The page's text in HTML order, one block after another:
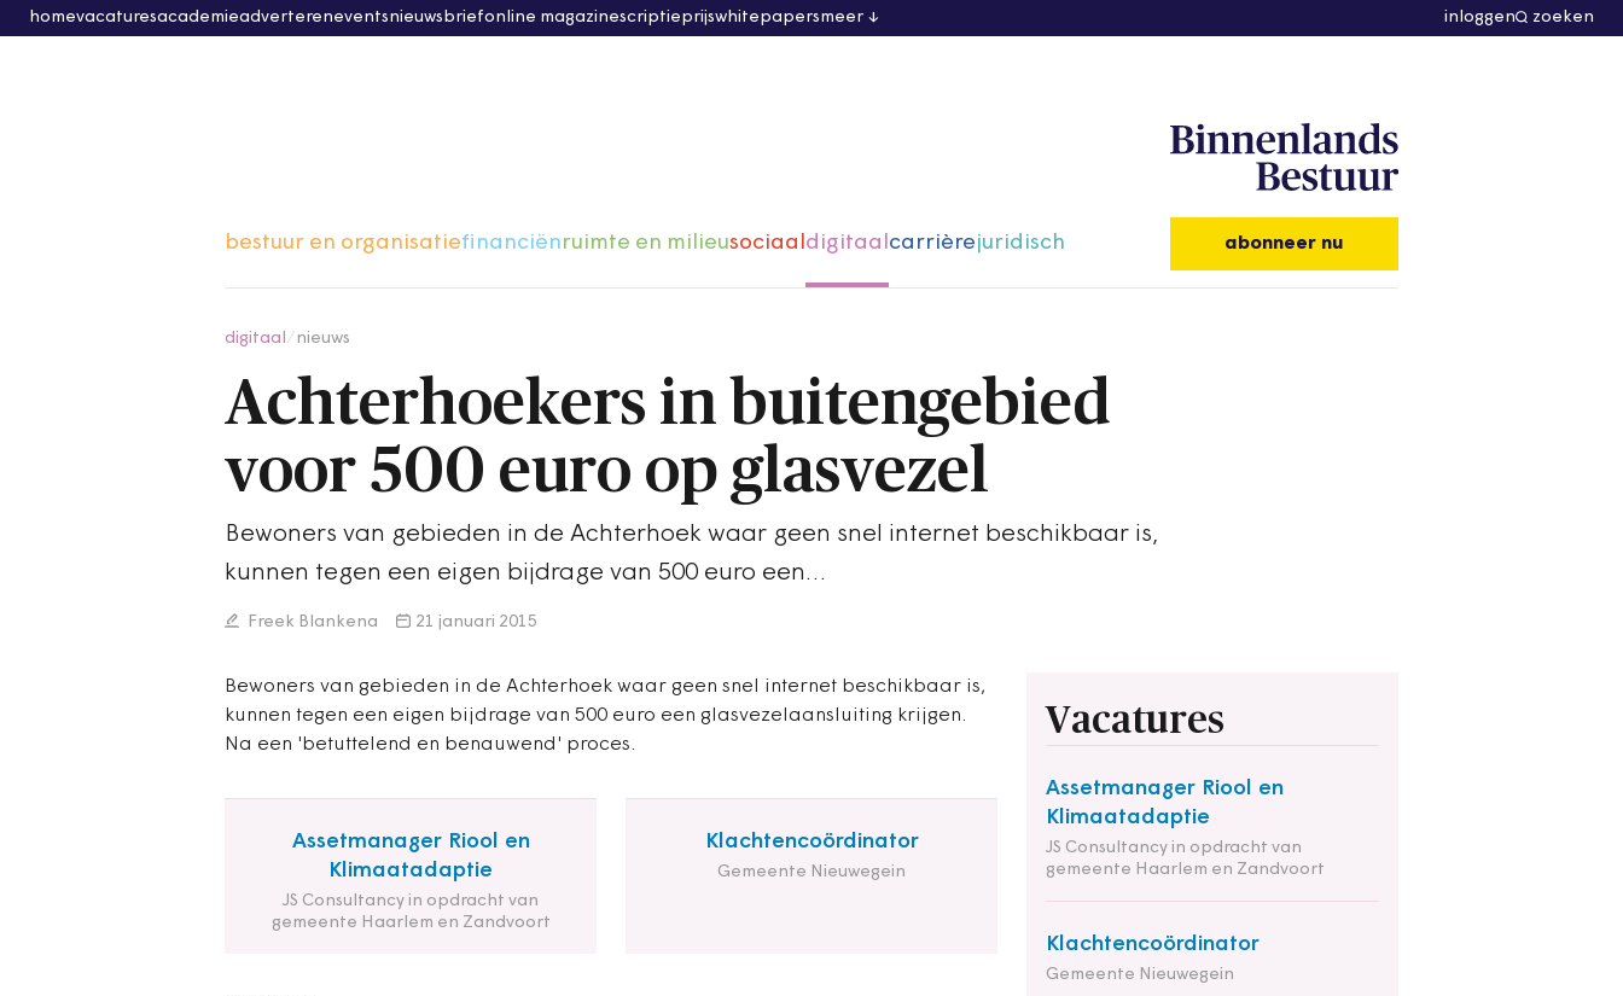
homevacaturesacademieadvertereneventsnieuwsbriefonline magazinescriptieprijswhitepapersmeer inloggen zoeken
bestuur en organisatiefinanciënruimte en milieusociaaldigitaalcarrièrejuridisch abonneer nu
digitaal nieuws
Achterhoekers in buitengebied
voor 500 euro op glasvezel
Bewoners van gebieden in de Achterhoek waar geen snel internet beschikbaar is,
kunnen tegen een eigen bijdrage van 500 euro een…
Freek Blankena 21 januari 2015
Bewoners van gebieden in de Achterhoek waar geen snel internet beschikbaar is,
kunnen tegen een eigen bijdrage van 500 euro een glasvezelaansluiting krijgen.
Na een 'betuttelend en benauwend' proces.
Assetmanager Riool en
Klimaatadaptie
JS Consultancy in opdracht van
gemeente Haarlem en Zandvoort
Klachtencoördinator
Gemeente Nieuwegein
Vacatures
Assetmanager Riool en
Klimaatadaptie
JS Consultancy in opdracht van
gemeente Haarlem en Zandvoort
Klachtencoördinator
Gemeente Nieuwegein